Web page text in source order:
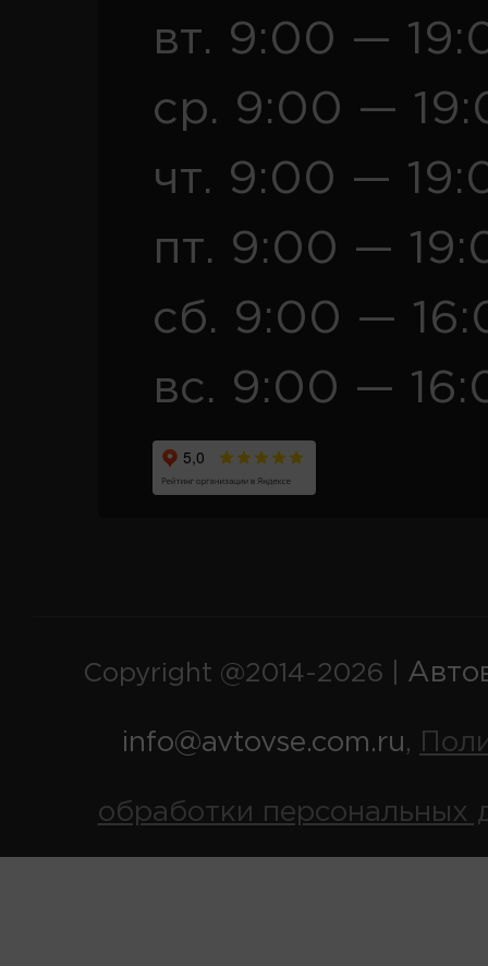
вт. 9:00 —
ср. 9:00 —
чт. 9:00 —
пт. 9:00 —
сб. 9:00 —
вс. 9:00 —
Copyright @2014-2026 |
info@avtovse.com.ru,
обработки персональных